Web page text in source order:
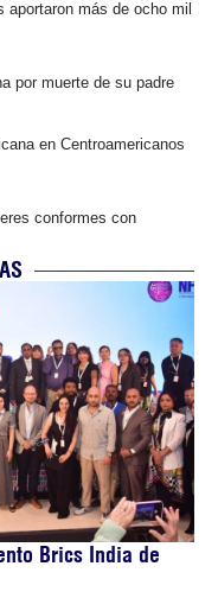
aportaron más de ocho mil
por muerte de su padre
en Centroamericanos
conformes con
Brics India de